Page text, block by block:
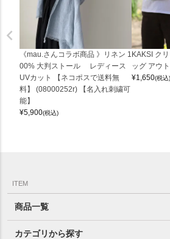
《mau.さんコラボ商品 》リネン 1
00% 大判ストール レディース
UVカット 【ネコポスで送料無
料】 (08000252r) 【名入れ刺繍可
能】
¥5,900(税込)
KAKSI ク
ッグ アウ
¥1,650(税込)
ITEM
商品一覧
カテゴリから探す